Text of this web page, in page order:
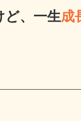
ど、一生成